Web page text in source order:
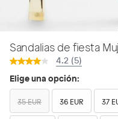
Sandalias de fiesta
4.2 (5)
Elige una opción:
35 EUR 36 EUR 37